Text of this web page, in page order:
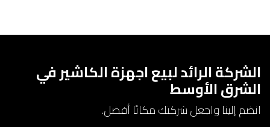
الشركة الرائد لبيع اجهزة الكاشير في
الشرق الأوسط
انضم إلينا واجعل شركتك مكانًا أفضل.